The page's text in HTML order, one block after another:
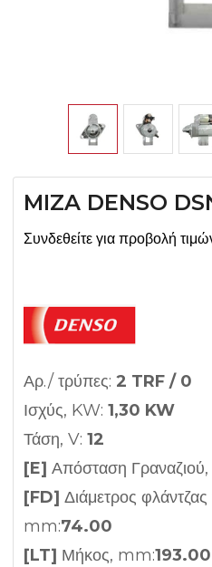
MIZA DENSO
Συνδεθείτε για προβολή
Αρ./ τρύπες: 2 TRF / 0
Ισχύς, KW: 1,30 KW
Τάση, V: 12
[E] Απόσταση
[FD] Διάμετρος
mm:74.00
[LT] Μήκος, mm:193.00